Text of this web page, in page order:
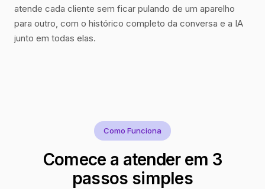
atende cada cliente sem ficar pulando de um aparelho
para outro, com o histórico completo da conversa e a IA
junto em todas elas.
Como Funciona
Comece a atender em 3
passos simples